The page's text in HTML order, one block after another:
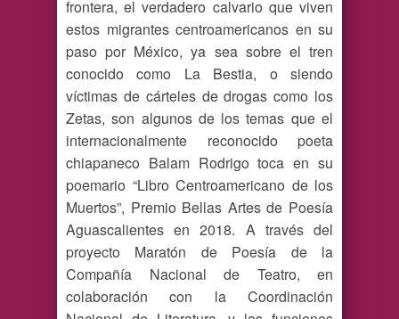
frontera, el verdadero calvario que viven
estos migrantes centroamericanos en su
paso por México, ya sea sobre el tren
conocido como La Bestia, o siendo
víctimas de cárteles de drogas como los
Zetas, son algunos de los temas que el
internacionalmente reconocido poeta
chiapaneco Balam Rodrigo toca en su
poemario “Libro Centroamericano de los
Muertos”, Premio Bellas Artes de Poesía
Aguascalientes en 2018. A través del
proyecto Maratón de Poesía de la
Compañía Nacional de Teatro, en
colaboración con la Coordinación